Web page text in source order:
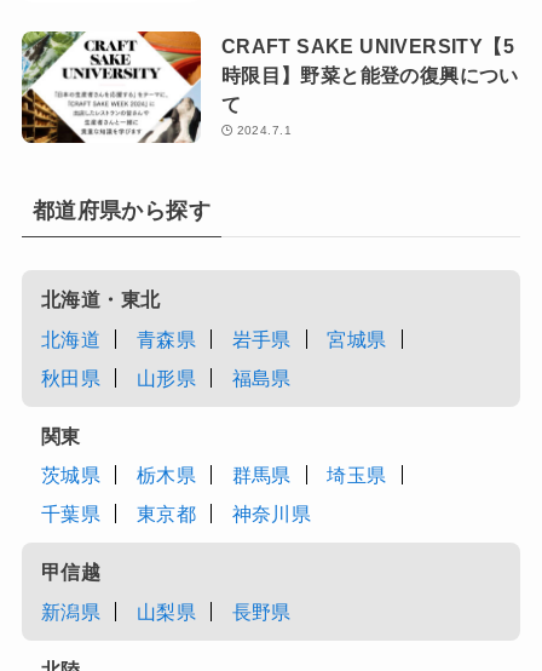
CRAFT SAKE UNIVERSITY【5
時限目】野菜と能登の復興につい
て
2024.7.1
都道府県から探す
北海道・東北
北海道
青森県 岩手県
宮城県
秋田県
山形県 福島県
関東
茨城県
栃木県 群馬県
埼玉県
千葉県
東京都 神奈川県
甲信越
新潟県
山梨県 長野県